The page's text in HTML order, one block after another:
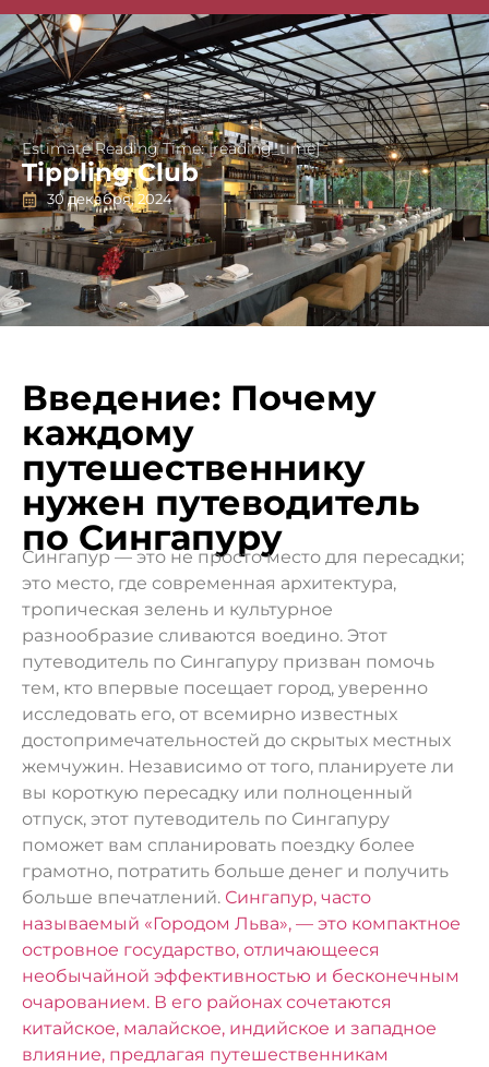
Singapore Guides
Estimate Reading Time: [reading_time]
Tippling Club
30 декабря, 2024
Введение: Почему
каждому
путешественнику
нужен путеводитель
по Сингапуру
Сингапур — это не просто место для пересадки;
это место, где современная архитектура,
тропическая зелень и культурное
разнообразие сливаются воедино. Этот
путеводитель по Сингапуру призван помочь
тем, кто впервые посещает город, уверенно
исследовать его, от всемирно известных
достопримечательностей до скрытых местных
жемчужин. Независимо от того, планируете ли
вы короткую пересадку или полноценный
отпуск, этот путеводитель по Сингапуру
поможет вам спланировать поездку более
грамотно, потратить больше денег и получить
больше впечатлений. Сингапур, часто
называемый «Городом Льва», — это компактное
островное государство, отличающееся
необычайной эффективностью и бесконечным
очарованием. В его районах сочетаются
китайское, малайское, индийское и западное
влияние, предлагая путешественникам